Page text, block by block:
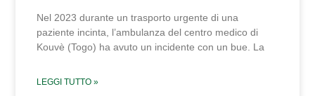
Nel 2023 durante un trasporto urgente di una
paziente incinta, l’ambulanza del centro medico di
Kouvè (Togo) ha avuto un incidente con un bue. La
LEGGI TUTTO »